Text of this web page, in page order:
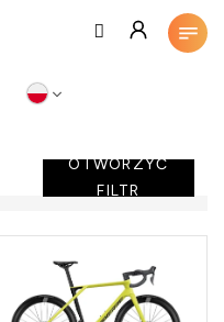
OTWORZYĆ
FILTR